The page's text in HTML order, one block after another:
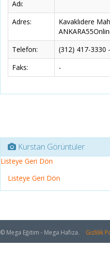
Adı:
Adres:
Kavaklıdere
Telefon:
(312) 417-3330
Faks:
-
Kurstan Görüntüler
Listeye Geri Dön
Listeye Geri Dön
© Mega Eğitim - Mega Hafıza. Gizlilik